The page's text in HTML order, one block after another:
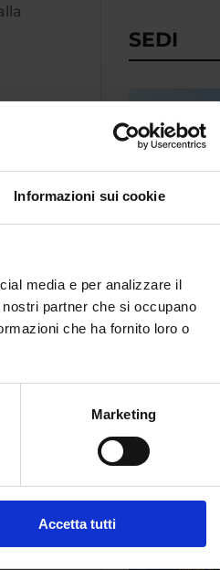
Informazioni sui cookie
media e per analizzare il
partner che si occupano
che ha fornito loro o
Marketing
Accetta tutti
SEDI